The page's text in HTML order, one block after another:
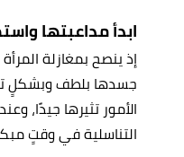
ابدأ مداعبتها و
إذ ينصح بمغازلة
جسدها بلطف وبشكلٍ
الأمور تثيرها جيدًا،
التناسلية في وقتٍ